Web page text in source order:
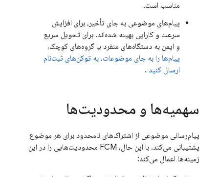
مناسب است.
پیام‌های موضوعی به جای تأخیر، برای افزایش
سرعت و کارایی بهینه شده‌اند. برای تحویل سریع
و ایمن به دستگاه‌های منفرد یا گروه‌های کوچک،
پیام‌ها را به جای موضوعات، به توکن‌های ثبت‌نام
ارسال کنید .
سهمیه‌ها و محدودیت‌ها
پیام‌رسانی موضوعی از اشتراک‌های نامحدود برای هر موضوع
پشتیبانی می‌کند. با این حال، FCM محدودیت‌هایی را در این
زمینه‌ها اعمال می‌کند: